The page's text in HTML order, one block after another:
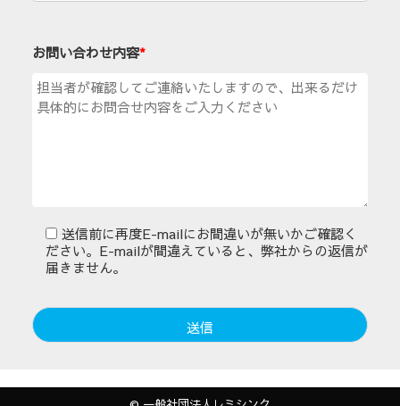
お問い合わせ内容*
送信前に再度E-mailにお間違いが無いかご確認く
ださい。E-mailが間違えていると、弊社からの返信が
届きません。